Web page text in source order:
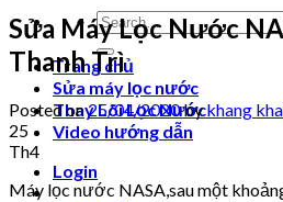
Search
for:
Trang chủ
Sửa máy lọc nước
Thay Lõi Lọc Nước
Video hướng dẫn
Login
Sửa Máy Lọc Nước
Thanh Trì
Posted on25/04/2020bykhang
25
Th4
Máy lọc nước NASA,sau một